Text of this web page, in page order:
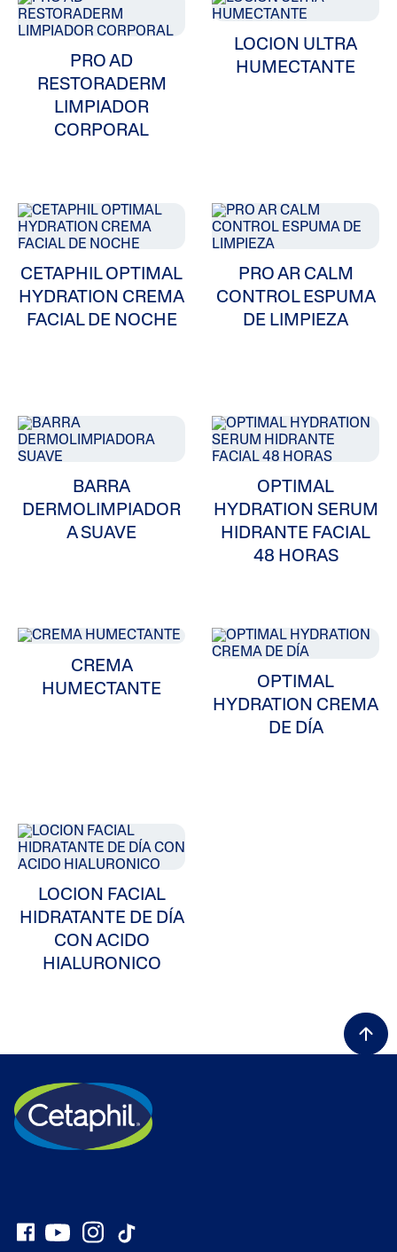
Humectantes
Limpiadores
Problemas En Piel
PRO AD
RESTORADERM
LIMPIADOR
CORPORAL
LOCION ULTRA
HUMECTANTE
CETAPHIL OPTIMAL
HYDRATION CREMA
FACIAL DE NOCHE
PRO AR CALM
CONTROL ESPUMA
DE LIMPIEZA
BARRA
DERMOLIMPIADOR
A SUAVE
OPTIMAL
HYDRATION SERUM
HIDRANTE FACIAL
48 HORAS
CREMA
HUMECTANTE
OPTIMAL
HYDRATION CREMA
DE DÍA
LOCION FACIAL
HIDRATANTE DE DÍA
CON ACIDO
HIALURONICO